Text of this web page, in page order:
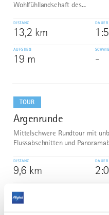
Wohlfühllandschaft des...
DISTANZ
13,2 km
DAUER
AUFSTIEG
19 m -
TOUR
2
Argenrunde
Mittelschwere Rundtour mit
Flussabschnitten und
DISTANZ
9,6 km
DAUER
121 m
dazu